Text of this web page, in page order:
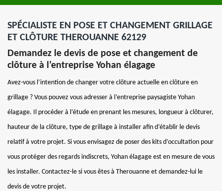
SPÉCIALISTE EN POSE ET CHANGEMENT GRILLAGE
ET CLÔTURE THEROUANNE 62129
Demandez le devis de pose et changement de
clôture à l’entreprise Yohan élagage
Avez-vous l’intention de changer votre clôture actuelle en clôture en
grillage ? Vous pouvez vous adresser à l’entreprise paysagiste Yohan
élagage. Il procéder à l’étude en prenant les mesures, longueur à clôturer,
hauteur de la clôture, type de grillage à installer afin d’établir le devis
relatif à votre projet. Si vous envisagez de poser des kits d’occultation pour
vous protéger des regards indiscrets, Yohan élagage est en mesure de vous
les installer. Contactez-le si vous êtes à Therouanne et demandez-lui le
devis de votre projet.